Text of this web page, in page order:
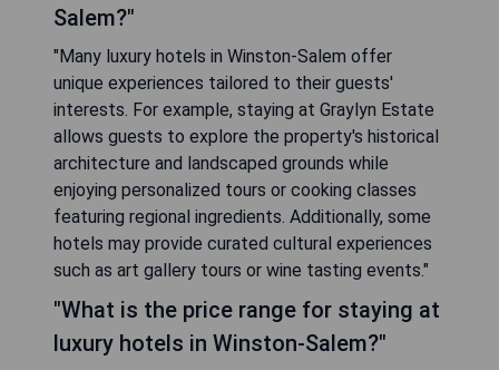
Salem?"
"Many luxury hotels in Winston-Salem offer
unique experiences tailored to their guests'
interests. For example, staying at Graylyn Estate
allows guests to explore the property's historical
architecture and landscaped grounds while
enjoying personalized tours or cooking classes
featuring regional ingredients. Additionally, some
hotels may provide curated cultural experiences
such as art gallery tours or wine tasting events."
"What is the price range for staying at
luxury hotels in Winston-Salem?"